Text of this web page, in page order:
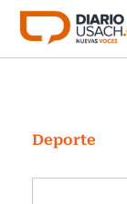
Click acá para
Investigación
Cultura
Deporte